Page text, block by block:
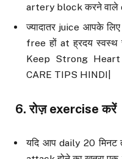
artery block करने वाले
ज्यादातर juice आपके
free हों at ह्रदय
Keep Strong
CARE TIPS HINDI|
6.रोज़ exerciseकरें
यदि आप daily 20 मिनट